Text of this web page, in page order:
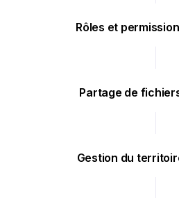
Rôles et
Partage de
Gestion du